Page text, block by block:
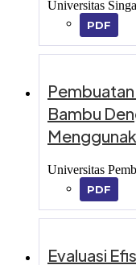
Universitas
PDF
Bambu
Universitas
PDF
Evaluasi